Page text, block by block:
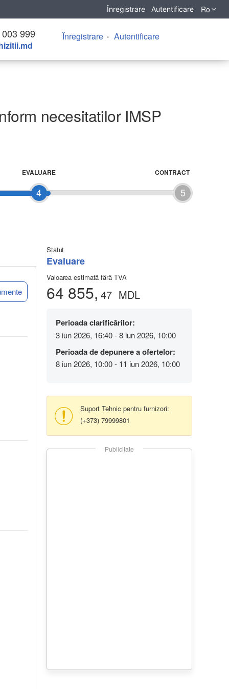
Înregistrare Autentificare Ro
999 Înregistrare Autentificare
necesitatilor IMSP
4
EVALUARE
5
CONTRACT
Statut
Evaluare
Valoarea estimată fără TVA
64 855, 47 MDL
Perioada clarificărilor:
3 iun 2026, 16:40 - 8 iun 2026, 10:00
Perioada de depunere a ofertelor:
8 iun 2026, 10:00 - 11 iun 2026, 10:00
Suport Tehnic pentru furnizori:
(+373) 79999801
Publicitate